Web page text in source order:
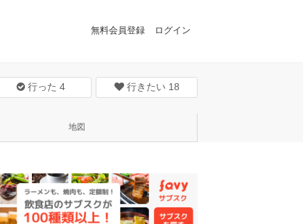
無料会員登録 ログイン
行った 4 行きたい 18
地図